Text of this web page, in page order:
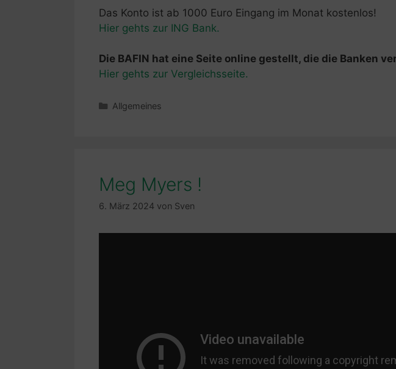
Das Konto ist ab 1000 Euro Eingang im Monat kostenlos!
Hier gehts zur ING Bank.
Die BAFIN hat eine Seite online gestellt, die die Banken
Hier gehts zur Vergleichsseite.
Kategorien
Allgemeines
Meg Myers !
6. März 2024 von Sven